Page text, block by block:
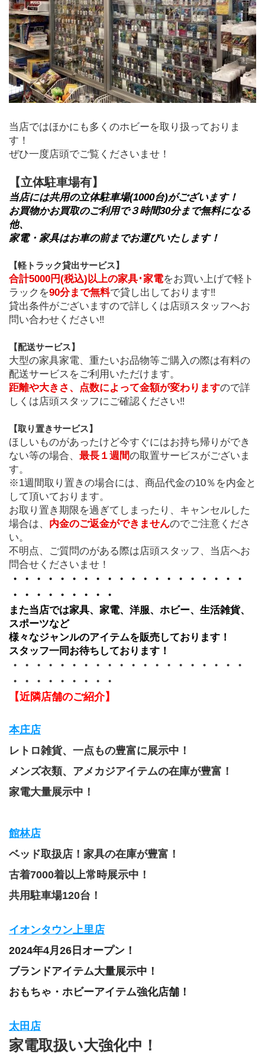
当店ではほかにも多くのホビーを取り扱っておりま
す！
ぜひ一度店頭でご覧くださいませ！
【立体駐車場有】
当店には共用の立体駐車場(1000台)がございます！
お買物かお買取のご利用で３時間30分まで無料になる
他、
家電・家具はお車の前までお運びいたします！
【軽トラック貸出サービス】
合計5000円(税込)以上の家具･家電をお買い上げで軽ト
ラックを90分まで無料で貸し出しております‼
貸出条件がございますので詳しくは店頭スタッフへお
問い合わせください‼
﻿【配送サービス】
大型の家具家電、重たいお品物等ご購入の際は有料の
配送サービスをご利用いただけます。
距離や大きさ、点数によって金額が変わりますので詳
しくは店頭スタッフにご確認ください‼
【取り置きサービス】
ほしいものがあったけど今すぐにはお持ち帰りができ
ない等の場合、 最長１週間の取置サービスがございま
す。
※1週間取り置きの場合には、商品代金の10％を内金と
して頂いております。
お取り置き期限を過ぎてしまったり、キャンセルした
場合は、 内金のご返金ができませんのでご注意くださ
い。
不明点、ご質問のがある際は店頭スタッフ、当店へお
問合せくださいませ！
・・・・・・・・・・・・・・・・・・・・
・・・・・・・・・
また当店では家具、家電、洋服、ホビー、生活雑貨、
スポーツなど
様々なジャンルのアイテムを販売しております！
スタッフ一同お待ちしております！
・・・・・・・・・・・・・・・・・・・・
・・・・・・・・・
【近隣店舗のご紹介】
本庄店
レトロ雑貨、一点もの豊富に展示中！
メンズ衣類、アメカジアイテムの在庫が豊富！
家電大量展示中！
館林店
ベッド取扱店！家具の在庫が豊富！
古着7000着以上常時展示中！
共用駐車場120台！
イオンタウン上里店
2024年4月26日オープン！
ブランドアイテム大量展示中！
おもちゃ・ホビーアイテム強化店舗！
太田店
家電取扱い大強化中！